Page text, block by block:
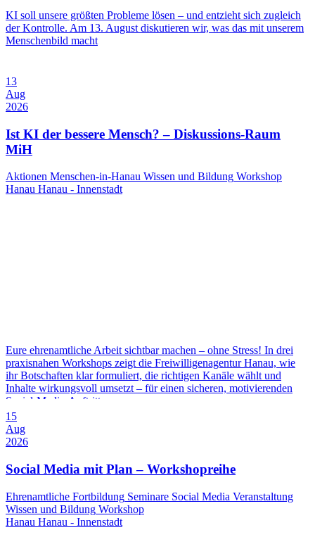
KI soll unsere größten Probleme lösen – und entzieht sich zugleich
der Kontrolle. Am 13. August diskutieren wir, was das mit unserem
Menschenbild macht
13
Aug
2026
Ist KI der bessere Mensch? – Diskussions-Raum
MiH
Aktionen Menschen-in-Hanau Wissen und Bildung Workshop
Hanau Hanau - Innenstadt
Eure ehrenamtliche Arbeit sichtbar machen – ohne Stress! In drei
praxisnahen Workshops zeigt die Freiwilligenagentur Hanau, wie
ihr Botschaften klar formuliert, die richtigen Kanäle wählt und
Inhalte wirkungsvoll umsetzt – für einen sicheren, motivierenden
Social-Media-Auftritt.
15
Aug
2026
Social Media mit Plan – Workshopreihe
Ehrenamtliche Fortbildung Seminare Social Media Veranstaltung
Wissen und Bildung Workshop
Hanau Hanau - Innenstadt